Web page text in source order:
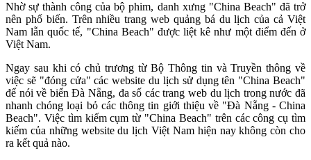
Nhờ sự thành công của bộ phim, danh xưng "China Beach" đã trở
nên phổ biến. Trên nhiều trang web quảng bá du lịch của cả Việt
Nam lẫn quốc tế, "China Beach" được liệt kê như một điểm đến ở
Việt Nam.
Ngay sau khi có chủ trương từ Bộ Thông tin và Truyền thông về
việc sẽ "đóng cửa" các website du lịch sử dụng tên "China Beach"
để nói về biển Đà Nẵng, đa số các trang web du lịch trong nước đã
nhanh chóng loại bỏ các thông tin giới thiệu về "Đà Nẵng - China
Beach". Việc tìm kiếm cụm từ "China Beach" trên các công cụ tìm
kiếm của những website du lịch Việt Nam hiện nay không còn cho
ra kết quả nào.